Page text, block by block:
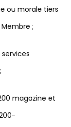
ou morale tiers
;
magazine et